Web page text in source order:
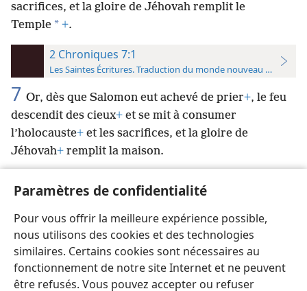
Paramètres de confidentialité
Pour vous offrir la meilleure expérience possible,
nous utilisons des cookies et des technologies
similaires. Certains cookies sont nécessaires au
fonctionnement de notre site Internet et ne peuvent
être refusés. Vous pouvez accepter ou refuser
sacrifices, et la gloire de Jéhovah remplit le
Temple * +.
2 Chroniques 7:1
Les Saintes Écritures. Traduction du monde nouveau (avec
7 Or, dès que Salomon eut achevé de prier+, le feu
descendit des cieux+ et se mit à consumer
l’holocauste+ et les sacrifices, et la gloire de
Jéhovah+ remplit la maison.
Publications de la Société Watch Tower — Index 1950-1985
7:1ns 142;w56 150